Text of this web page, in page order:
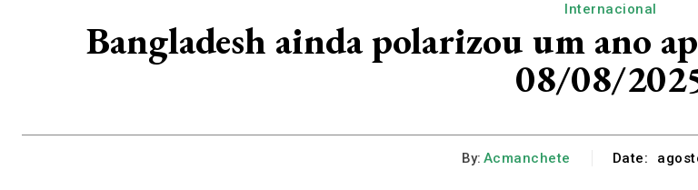
Internacional
Bangladesh ainda polarizou um ano
08/08/
By: Acmanchete Date: